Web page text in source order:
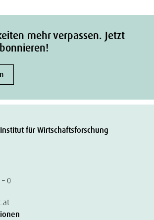
mehr verpassen. Jetzt
für Wirtschaftsforschung
0